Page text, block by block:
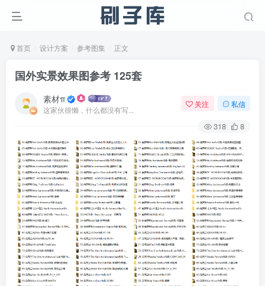
首页 设计方案 参考图集 正文
国外实景效果图参考 125套
素材π
这家伙很懒，什么都没有写...
关注 私信
318 8